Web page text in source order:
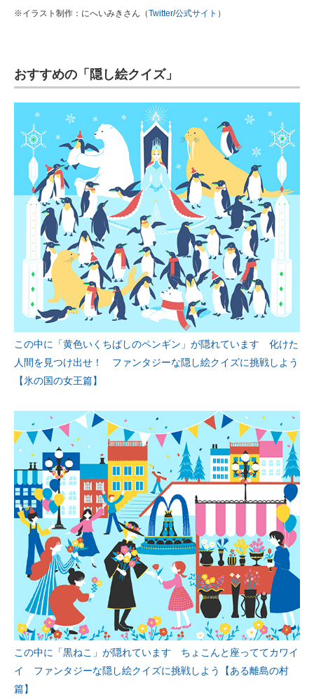
※イラスト制作：にへいみきさん（Twitter/公式サイト ）
おすすめの「隠し絵クイズ」
この中に「黄色いくちばしのペンギン」が隠れています 化けた
人間を見つけ出せ！ ファンタジーな隠し絵クイズに挑戦しよう
【氷の国の女王篇】
この中に「黒ねこ」が隠れています ちょこんと座っててカワイ
イ ファンタジーな隠し絵クイズに挑戦しよう【ある離島の村
篇】